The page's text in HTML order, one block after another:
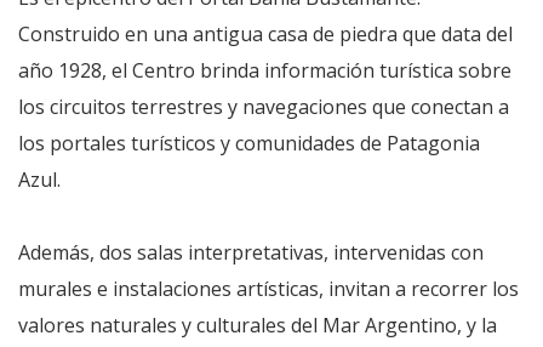
Construido en una antigua casa de piedra que data del
año 1928, el Centro brinda información turística sobre
los circuitos terrestres y navegaciones que conectan a
los portales turísticos y comunidades de Patagonia
Azul.
Además, dos salas interpretativas, intervenidas con
murales e instalaciones artísticas, invitan a recorrer los
valores naturales y culturales del Mar Argentino, y la